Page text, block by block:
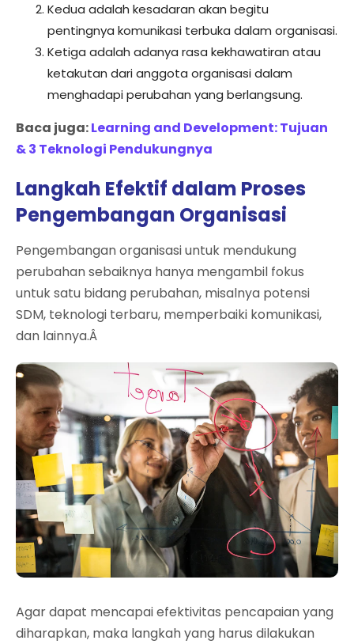
Kedua adalah kesadaran akan begitu
pentingnya komunikasi terbuka dalam organisasi.
Ketiga adalah adanya rasa kekhawatiran atau
ketakutan dari anggota organisasi dalam
menghadapi perubahan yang berlangsung.
Baca juga:Learning and Development: Tujuan
& 3 Teknologi Pendukungnya
Langkah Efektif dalam Proses
Pengembangan Organisasi
Pengembangan organisasi untuk mendukung
perubahan sebaiknya hanya mengambil fokus
untuk satu bidang perubahan, misalnya potensi
SDM, teknologi terbaru, memperbaiki komunikasi,
dan lainnya.Â
Agar dapat mencapai efektivitas pencapaian yang
diharapkan, maka langkah yang harus dilakukan